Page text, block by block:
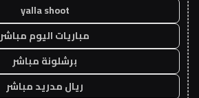
yalla shoot
مباريات اليوم مباشر
برشلونة مباشر
ريال مدريد مباشر